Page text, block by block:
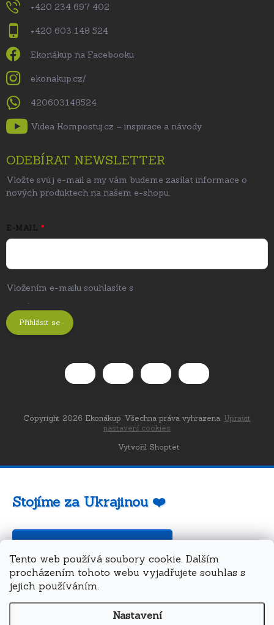
Tento web používá soubory cookie. Dalším
procházením tohoto webu vyjadřujete souhlas s
jejich používáním.
Nastavení
+420 234 697 402
+420 603 148 524
Ekonákup na Facebooku
ekonakup.cz/
420603148524
Videa Kompostuj.cz – inspirace a návody
ODEBÍRAT NEWSLETTER
Vložte svůj e-mail a my vám budeme zasílat informace o
nových produktech na našem e-shopu.
E-MAIL
Vložením e-mailu souhlasíte s
.
Přihlásit se
Vytvořil Shoptet
Copyright 2026 Ekonákup . Všechna práva vyhrazena. Upravit
nastavení cookies
Stojíme za Ukrajinou ❤️